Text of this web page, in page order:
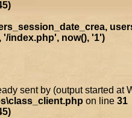
'/index.php', now(), '1')
sent by (output started
on line 31